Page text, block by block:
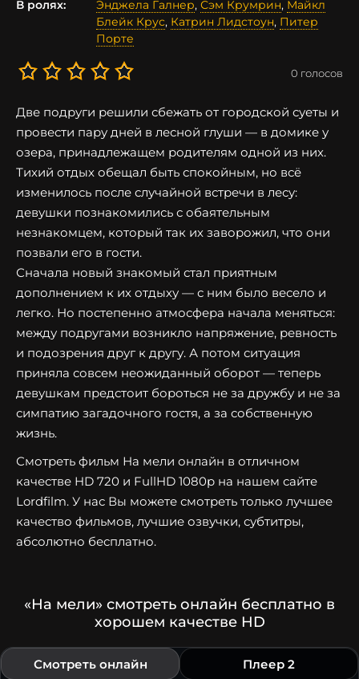
В ролях:
Энджела Галнер, Сэм Крумрин, Майкл
Блейк Крус, Катрин Лидстоун, Питер
Порте
0 голосов
Две подруги решили сбежать от городской суеты и
провести пару дней в лесной глуши — в домике у
озера, принадлежащем родителям одной из них.
Тихий отдых обещал быть спокойным, но всё
изменилось после случайной встречи в лесу:
девушки познакомились с обаятельным
незнакомцем, который так их заворожил, что они
позвали его в гости.
Сначала новый знакомый стал приятным
дополнением к их отдыху — с ним было весело и
легко. Но постепенно атмосфера начала меняться:
между подругами возникло напряжение, ревность
и подозрения друг к другу. А потом ситуация
приняла совсем неожиданный оборот — теперь
девушкам предстоит бороться не за дружбу и не за
симпатию загадочного гостя, а за собственную
жизнь.
Смотреть фильм На мели онлайн в отличном
качестве HD 720 и FullHD 1080p на нашем сайте
Lordfilm. У нас Вы можете смотреть только лучшее
качество фильмов, лучшие озвучки, субтитры,
абсолютно бесплатно.
«На мели» смотреть онлайн бесплатно в
хорошем качестве HD
Смотреть онлайн Плеер 2